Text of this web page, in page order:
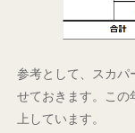
参考として、スカ
せておきます。こ
上しています。